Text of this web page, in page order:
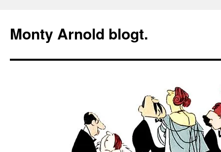
springen
Monty Arnold blogt.